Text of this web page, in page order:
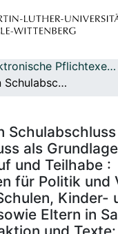
Elektronische Pflichtexemplare
Unser Ziel ein Schulabschluss : ein Schulabschluss als Grundlage für Zukunft, Beruf und Teilhabe : Empfehlungen für Politik und Verwaltung, Netzwerke, Schulen, Kinder- und Jugendhilfe sowie Eltern in Sachsen-Anhalt / Redaktion und Texte: Christian Friedland, Nina Krämer, Franziska Lau (Deutsche Kinder- und Jugendstiftung) ; Herausgeberin: Deutsche Kinder- und Jugendstiftung gemeinnützige GmbH (DKJS), Landesweite Koordinierungsstelle „Schulerfolg sichern“, Regionalstelle Sachsen-Anhalt
als
und Teilhabe :
für Politik und
Kinder-
Eltern in